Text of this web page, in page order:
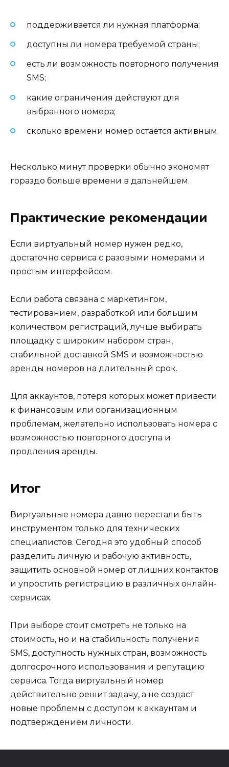
поддерживается ли нужная платформа;
доступны ли номера требуемой страны;
есть ли возможность повторного получения
SMS;
какие ограничения действуют для
выбранного номера;
сколько времени номер остаётся активным.
Несколько минут проверки обычно экономят
гораздо больше времени в дальнейшем.
Практические рекомендации
Если виртуальный номер нужен редко,
достаточно сервиса с разовыми номерами и
простым интерфейсом.
Если работа связана с маркетингом,
тестированием, разработкой или большим
количеством регистраций, лучше выбирать
площадку с широким набором стран,
стабильной доставкой SMS и возможностью
аренды номеров на длительный срок.
Для аккаунтов, потеря которых может привести
к финансовым или организационным
проблемам, желательно использовать номера с
возможностью повторного доступа и
продления аренды.
Итог
Виртуальные номера давно перестали быть
инструментом только для технических
специалистов. Сегодня это удобный способ
разделить личную и рабочую активность,
защитить основной номер от лишних контактов
и упростить регистрацию в различных онлайн-
сервисах.
При выборе стоит смотреть не только на
стоимость, но и на стабильность получения
SMS, доступность нужных стран, возможность
долгосрочного использования и репутацию
сервиса. Тогда виртуальный номер
действительно решит задачу, а не создаст
новые проблемы с доступом к аккаунтам и
подтверждением личности.